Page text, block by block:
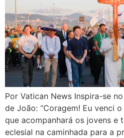
Por Vatican News Inspira-se
de João: “Coragem! Eu venci
que acompanhará os jovens e
eclesial na caminhada para a